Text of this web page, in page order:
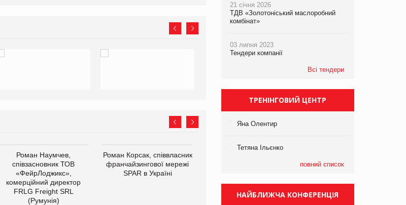
Роман Наумчев,
співзасновник ТОВ
«ФейрЛоджикс»,
комерційний директор
FRLG Freight SRL
(Румунія)
Роман Корсак, співвласник
франчайзингової мережі
SPAR в Україні
виробництва
компанії «УкраМарин»
21 січня 2026
ТДВ «Золотоніський маслоробний
комбінат»
03 липня 2023
Тендери компанії
Всі тендери
ТРЕНІНГОВИЙ ЦЕНТР
Яна Олентир
Тетяна Ільєнко
повний список
НАЙБЛИЖЧА КОНФЕРЕНЦІЯ